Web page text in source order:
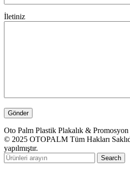
İletiniz
Oto Palm Plastik Plakalık & Promosyon
© 2025 OTOPALM Tüm Hakları
yapılmıştır.
Search